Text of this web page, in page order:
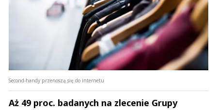
Second-handy przenoszą się do internetu
Aż 49 proc. badanych na zlecenie Grupy